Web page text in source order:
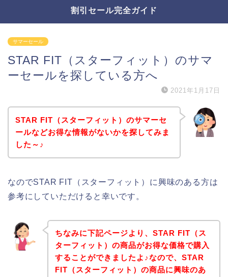
割引セール完全ガイド
サマーセール
STAR FIT（スターフィット）のサマ
ーセールを探している方へ
2021年1月17日
STAR FIT（スターフィット）のサマーセ
ールなどお得な情報がないかを探してみま
した～♪
なのでSTAR FIT（スターフィット）に興味のある方は
参考にしていただけると幸いです。
ちなみに下記ページより、STAR FIT（ス
ターフィット）の商品がお得な価格で購入
することができましたよ♪なので、STAR
FIT（スターフィット）の商品に興味のあ